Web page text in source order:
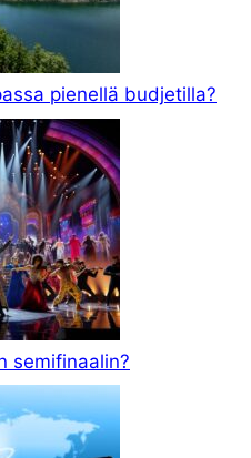
pienellä budjetilla?
semifinaalin?